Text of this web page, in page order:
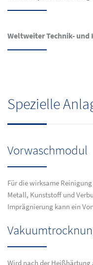
Weltweiter Technik-
Spezielle
Vorwaschmodul
Für die wirksame
Metall, Kunststoff und
Imprägnierung kann ein